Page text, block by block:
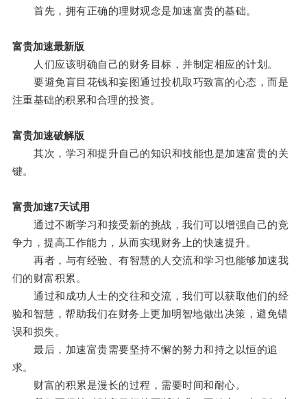
首先，拥有正确的理财观念是加速富贵的基础。
富贵加速最新版
人们应该明确自己的财务目标，并制定相应的计划。
要避免盲目花钱和妄图通过投机取巧致富的心态，而是
注重基础的积累和合理的投资。
富贵加速破解版
其次，学习和提升自己的知识和技能也是加速富贵的关
键。
富贵加速7天试用
通过不断学习和接受新的挑战，我们可以增强自己的竞
争力，提高工作能力，从而实现财务上的快速提升。
再者，与有经验、有智慧的人交流和学习也能够加速我
们的财富积累。
通过和成功人士的交往和交流，我们可以获取他们的经
验和智慧，帮助我们在财务上更加明智地做出决策，避免错
误和损失。
最后，加速富贵需要坚持不懈的努力和持之以恒的追
求。
财富的积累是漫长的过程，需要时间和耐心。